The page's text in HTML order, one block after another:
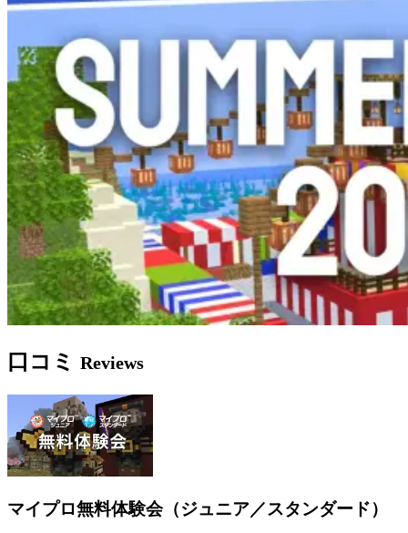
口コミ Reviews
マイプロ無料体験会（ジュニア／スタンダード）